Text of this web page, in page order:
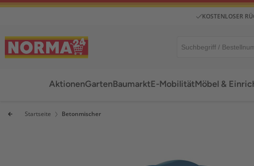
KOSTENLOSER
AktionenGartenBaumarktE-MobilitätMöbel &
Startseite Betonmischer